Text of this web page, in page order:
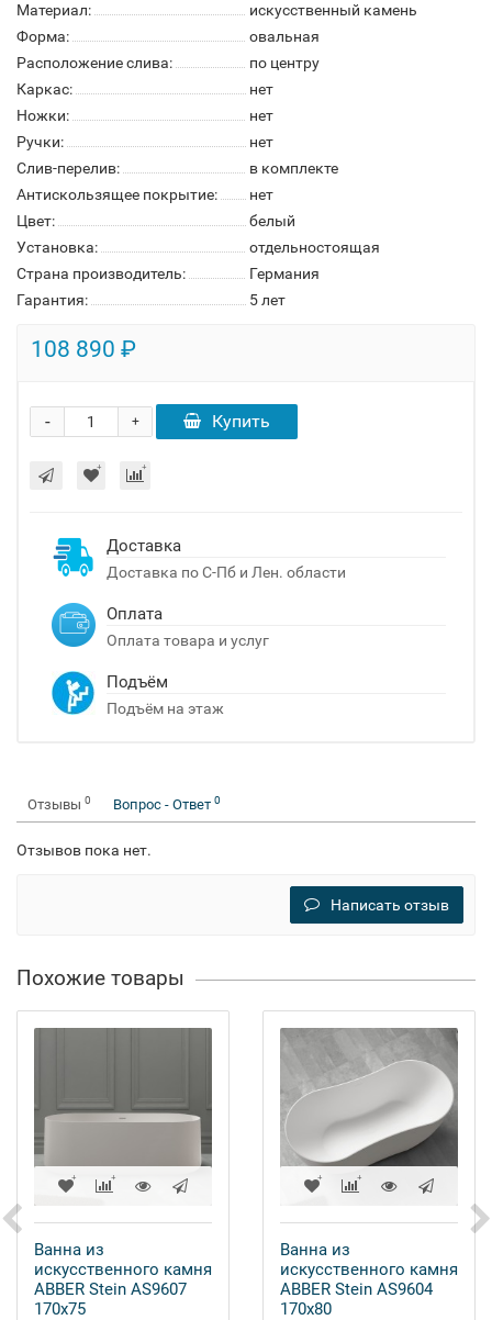
Материал:
искусственный камень
Форма:
овальная
Расположение слива:
по центру
Каркас:
нет
Ножки:
нет
Ручки:
нет
Слив-перелив:
в комплекте
Антискользящее покрытие:
нет
Цвет:
белый
Установка:
отдельностоящая
Страна производитель:
Германия
Гарантия:
5 лет
108 890 ₽
+
- Купить
Доставка
Доставка по С-Пб и Лен. области
Оплата
Оплата товара и услуг
Подъём
Подъём на этаж
Отзывы 0 Вопрос - Ответ 0
Отзывов пока нет.
Написать отзыв
Похожие товары
Ванна из
искусственного камня
ABBER Stein AS9607
170x75
Ванна из
искусственного камня
ABBER Stein AS9604
170x80